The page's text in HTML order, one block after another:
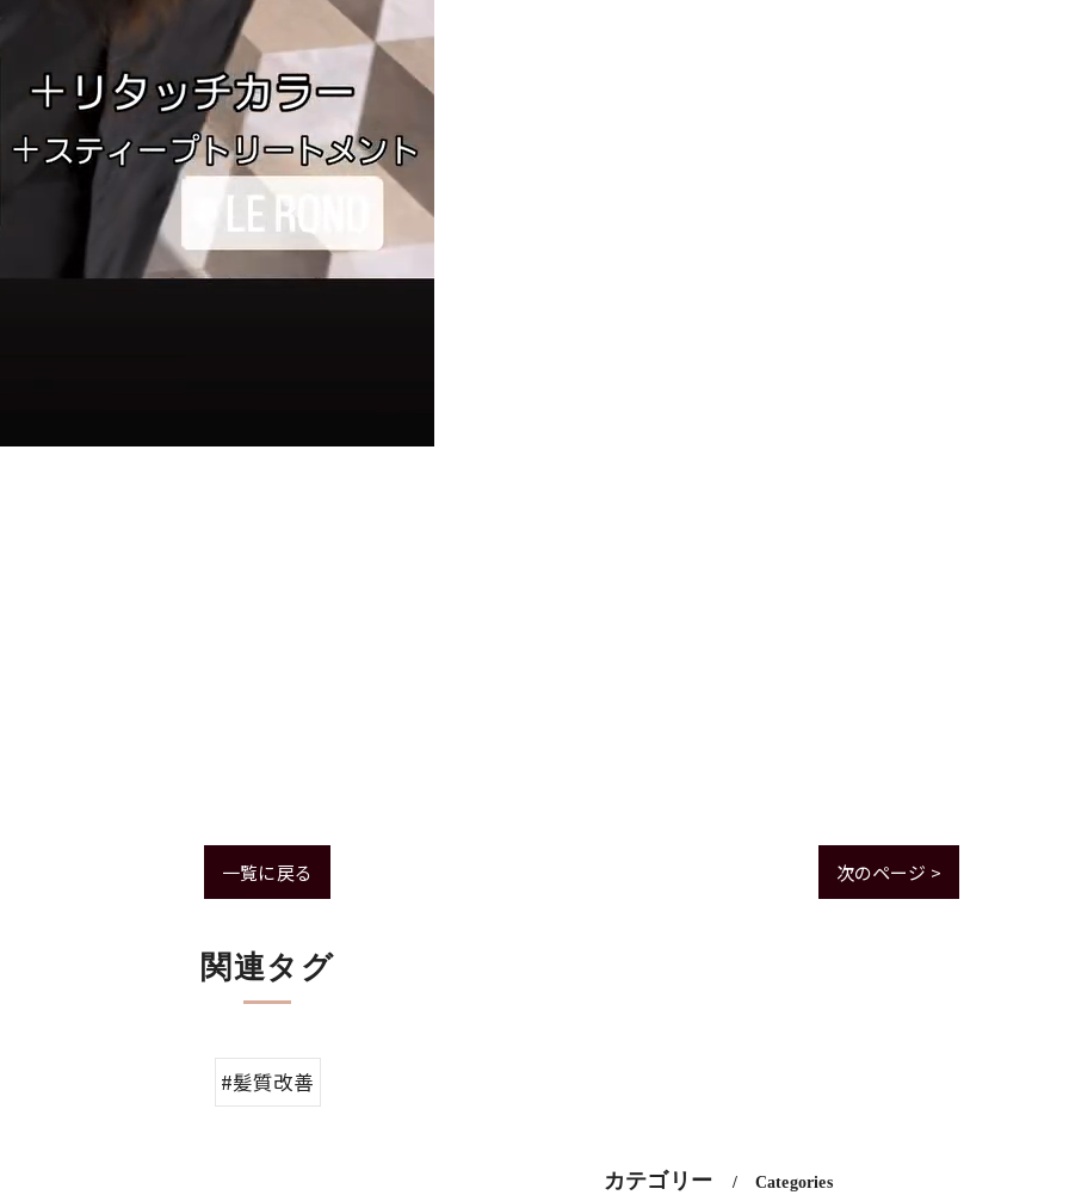
一覧に戻る 次のページ >
関連タグ
#髪質改善
カテゴリー Categories